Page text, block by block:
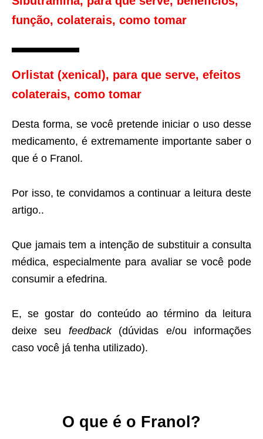
função, colaterais, como tomar
Orlistat (xenical), para que serve, efeitos
colaterais, como tomar
Desta forma, se você pretende iniciar o uso desse
medicamento, é extremamente importante saber o
que é o Franol.
Por isso, te convidamos a continuar a leitura deste
artigo..
Que jamais tem a intenção de substituir a consulta
médica, especialmente para avaliar se você pode
consumir a efedrina.
E, se gostar do conteúdo ao término da leitura
deixe seu feedback (dúvidas e/ou informações
caso você já tenha utilizado).
O que é o Franol?